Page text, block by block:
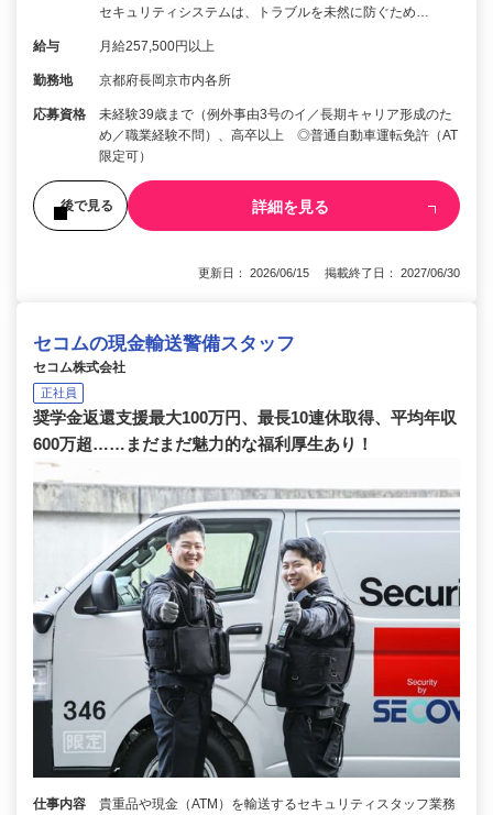
セキュリティシステムは、トラブルを未然に防ぐため…
給与 月給257,500円以上
勤務地 京都府長岡京市内各所
応募資格
未経験39歳まで（例外事由3号のイ／長期キャリア形成のた
め／職業経験不問）、高卒以上 ◎普通自動車運転免許（AT
限定可）
後で見る 詳細を見る
更新日： 2026/06/15 掲載終了日： 2027/06/30
セコムの現金輸送警備スタッフ
セコム株式会社
正社員
奨学金返還支援最大100万円、最長10連休取得、平均年収
600万超……まだまだ魅力的な福利厚生あり！
仕事内容 貴重品や現金（ATM）を輸送するセキュリティスタッフ業務